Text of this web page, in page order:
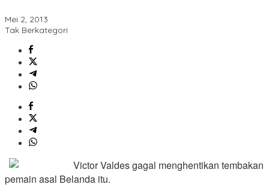
Mei 2, 2013
Tak Berkategori
Victor Valdes gagal menghentikan tembakan
pemain asal Belanda itu.